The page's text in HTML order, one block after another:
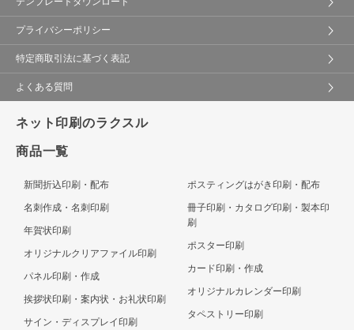
プライバシーポリシー
特定商取引法に基づく表記
よくある質問
ネット印刷のラクスル
商品一覧
新聞折込印刷・配布
名刺作成・名刺印刷
年賀状印刷
オリジナルクリアファイル印刷
パネル印刷・作成
挨拶状印刷・案内状・お礼状印刷
サイン・ディスプレイ印刷
ポスティングはがき印刷・配布
冊子印刷・カタログ印刷・製本印
刷
ポスター印刷
カード印刷・作成
オリジナルカレンダー印刷
タペストリー印刷